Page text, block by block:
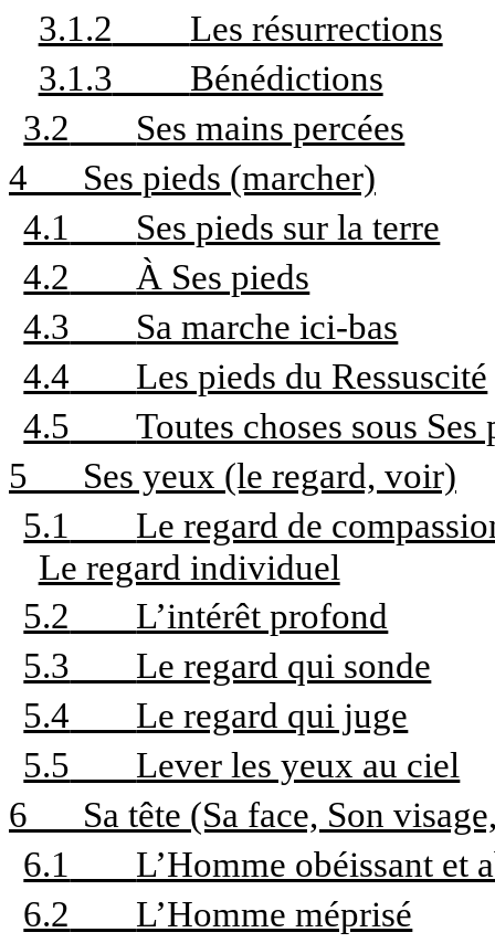
3.1.2
Les résurrections
3.1.3
Bénédictions
3.2
Ses mains percées
4
Ses pieds (marcher)
4.1
Ses pieds sur la terre
4.2
À Ses pieds
4.3
Sa marche ici-bas
4.4
Les pieds du Ressuscité
4.5
Toutes choses sous Ses
5
Ses yeux (le regard, voir)
5.1
Le regard de
Le regard individuel
5.2
L’intérêt profond
5.3
Le regard qui sonde
5.4
Le regard qui juge
5.5
Lever les yeux au ciel
6
Sa tête (Sa face, Son
6.1
L’Homme obéissant et
6.2
L’Homme méprisé